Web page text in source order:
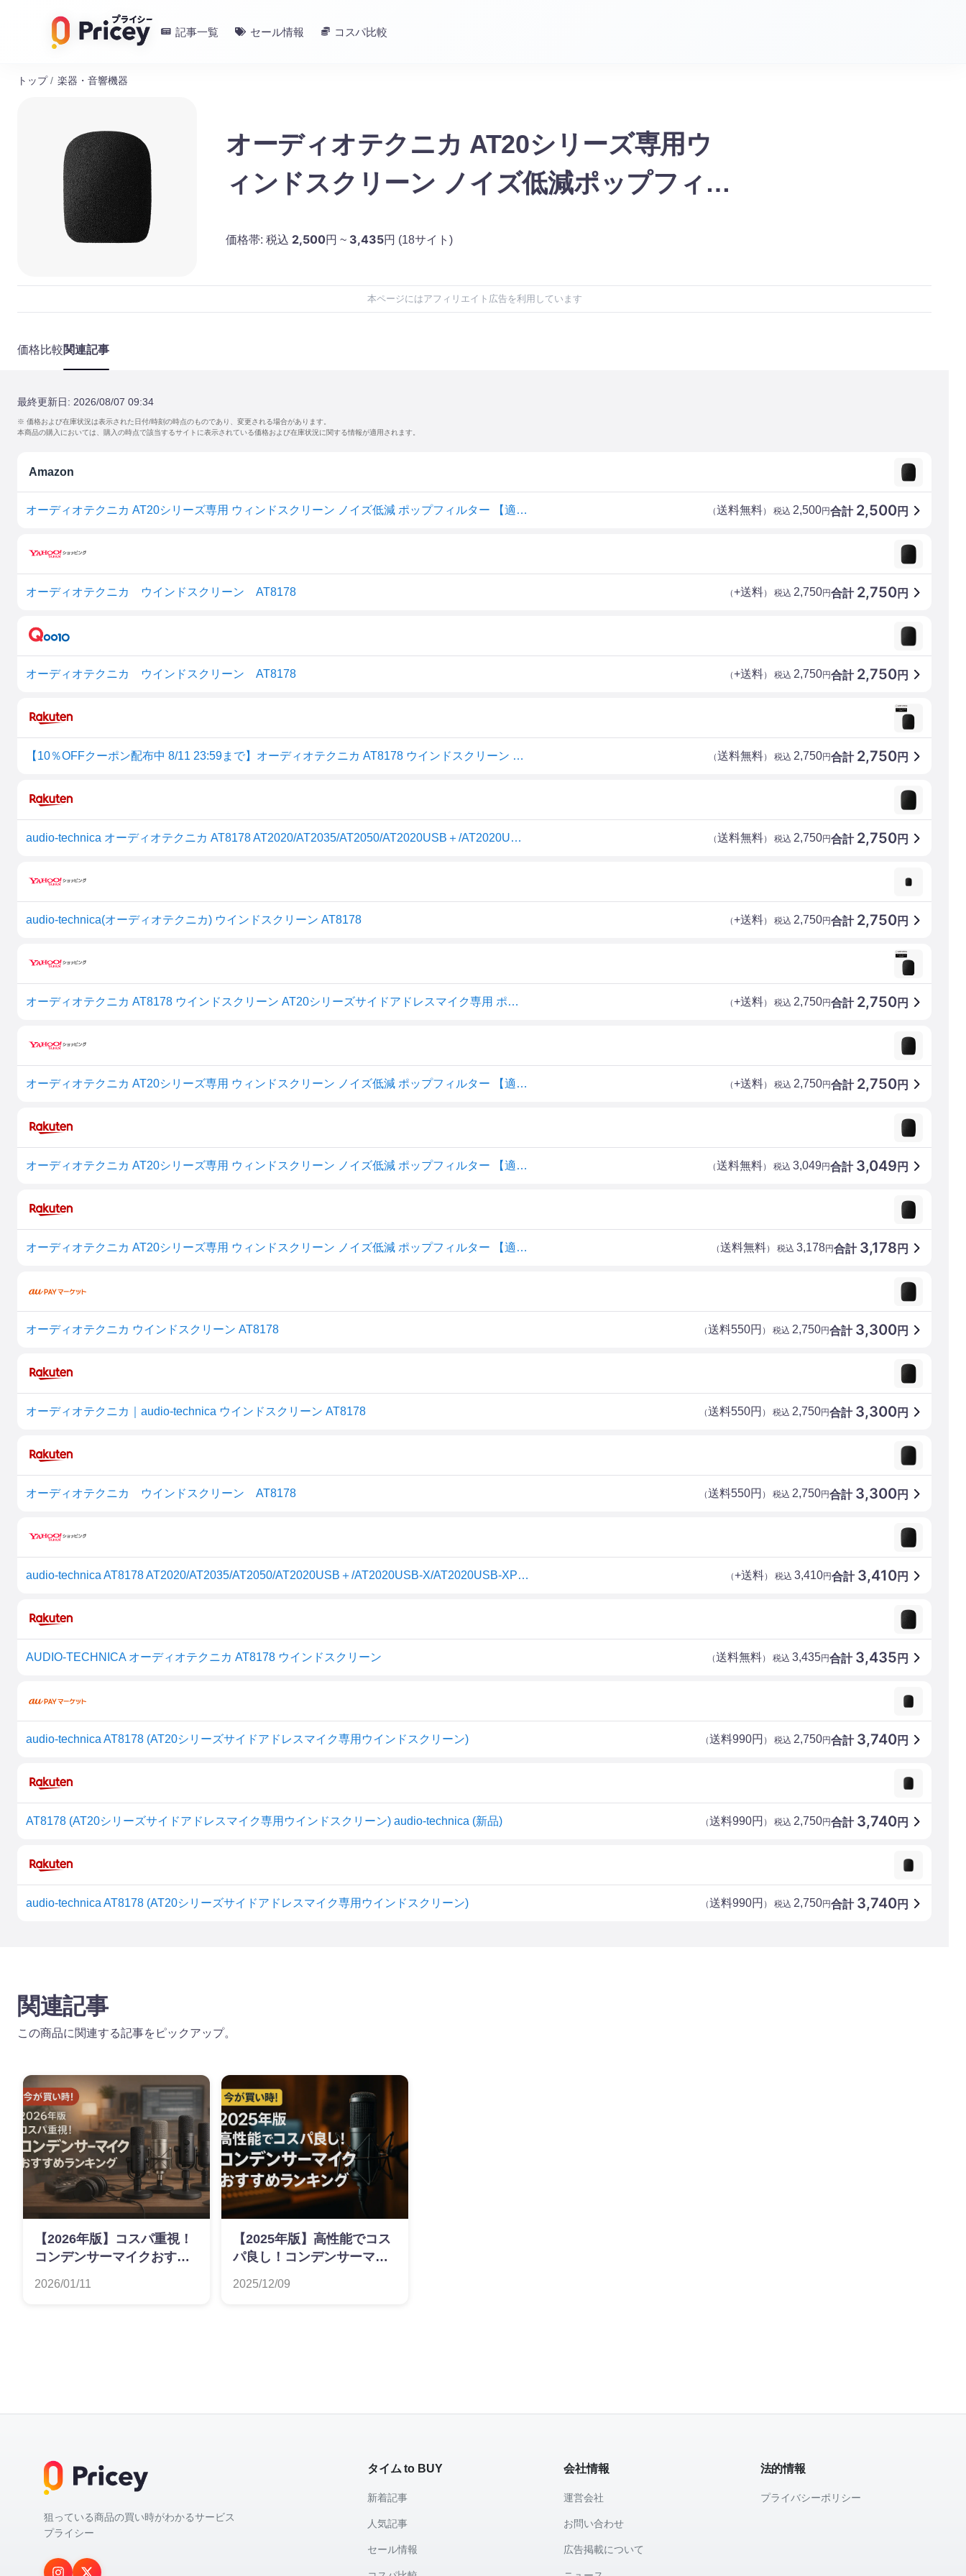
記事一覧 セール情報 コスパ比較
トップ / 楽器・音響機器
オーディオテクニカ AT20シリーズ専用ウ
ィンドスクリーン ノイズ低減ポップフィ
価格帯: 税込 2,500円 ~ 3,435円 (18サイト)
本ページにはアフィリエイト広告を利用しています
価格比較関連記事
最終更新日: 2026/08/07 09:34
※ 価格および在庫状況は表示された日付/時刻の時点のものであり、変更される場合があります。
本商品の購入においては、購入の時点で該当するサイトに表示されている価格および在庫状況に関する情報が適用されます。
Amazon
オーディオテクニカ AT20シリーズ専用 ウィンドスクリーン ノイズ低減 ポップフィルター 【適合機種:AT2020 AT2020USB-X AT2020USB-XP AT2020USB+ AT2035 AT2050】AT8178 合計 2,500円
（送料無料） 税込 2,500円
オーディオテクニカ ウインドスクリーン AT8178 合計 2,750円
（+送料） 税込 2,750円
オーディオテクニカ ウインドスクリーン AT8178 合計 2,750円
（+送料） 税込 2,750円
【10％OFFクーポン配布中 8/11 23:59まで】オーディオテクニカ AT8178 ウインドスクリーン AT20シリーズサイドアドレスマイク専用 ポップノイズ低減 合計 2,750円
（送料無料） 税込 2,750円
audio-technica オーディオテクニカ AT8178 AT2020/AT2035/AT2050/AT2020USB＋/AT2020USB-X/AT2020USB-XP用ウインドスクリーン 合計 2,750円
（送料無料） 税込 2,750円
audio-technica(オーディオテクニカ) ウインドスクリーン AT8178 合計 2,750円
（+送料） 税込 2,750円
オーディオテクニカ AT8178 ウインドスクリーン AT20シリーズサイドアドレスマイク専用 ポップノイズ低減 合計 2,750円
（+送料） 税込 2,750円
オーディオテクニカ AT20シリーズ専用 ウィンドスクリーン ノイズ低減 ポップフィルター 【適合機種:AT2020 AT2020USB-X AT20 合計 2,750円
（+送料） 税込 2,750円
オーディオテクニカ AT20シリーズ専用 ウィンドスクリーン ノイズ低減 ポップフィルター 【適合機種:AT2020 AT2020USB-X AT2020USB-XP AT2020USB+ AT2035 AT2050】AT8178 合計 3,049 円
（送料無料） 税込 3,049円
オーディオテクニカ AT20シリーズ専用 ウィンドスクリーン ノイズ低減 ポップフィルター 【適合機種:AT2020 AT2020USB-X AT2020USB-XP AT2020USB+ AT2035 AT2050】AT8178 合計 3,178 円
（送料無料） 税込 3,178円
オーディオテクニカ ウインドスクリーン AT8178 合計 3,300円
（送料550円 ） 税込 2,750円
オーディオテクニカ｜audio-technica ウインドスクリーン AT8178 合計 3,300円
（送料550円 ） 税込 2,750円
オーディオテクニカ ウインドスクリーン AT8178 合計 3,300円
（送料550円 ） 税込 2,750円
audio-technica AT8178 AT2020/AT2035/AT2050/AT2020USB＋/AT2020USB-X/AT2020USB-XP用ウインドスクリーン 合計 3,410円
（+送料） 税込 3,410円
AUDIO-TECHNICA オーディオテクニカ AT8178 ウインドスクリーン 合計 3,435 円
（送料無料） 税込 3,435円
audio-technica AT8178 (AT20シリーズサイドアドレスマイク専用ウインドスクリーン) 合計 3,740円
（送料990円 ） 税込 2,750円
AT8178 (AT20シリーズサイドアドレスマイク専用ウインドスクリーン) audio-technica (新品) 合計 3,740円
（送料990円 ） 税込 2,750円
audio-technica AT8178 (AT20シリーズサイドアドレスマイク専用ウインドスクリーン) 合計 3,740円
（送料990円 ） 税込 2,750円
関連記事
この商品に関連する記事をピックアップ。
【2026年版】コスパ重視！
コンデンサーマイクおすす
2026/01/11
【2025年版】高性能でコス
パ良し！コンデンサーマイ
2025/12/09
狙っている商品の買い時がわかるサービス
プライシー
タイム to BUY
新着記事
人気記事
セール情報
会社情報
運営会社
お問い合わせ
広告掲載について
法的情報
プライバシーポリシー